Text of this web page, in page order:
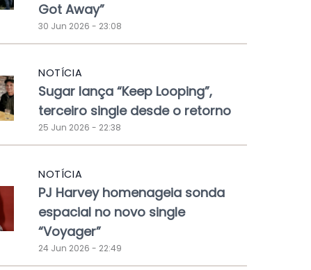
Got Away”
30 Jun 2026 - 23:08
NOTÍCIA
Sugar lança “Keep Looping”,
terceiro single desde o retorno
25 Jun 2026 - 22:38
NOTÍCIA
PJ Harvey homenageia sonda
espacial no novo single
“Voyager”
24 Jun 2026 - 22:49